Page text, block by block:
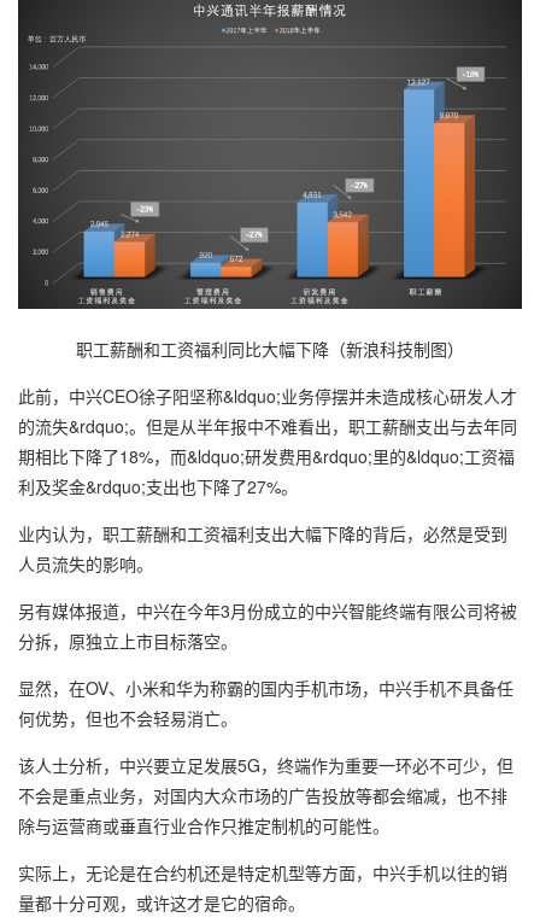
职工薪酬和工资福利同比大幅下降（新浪科技制图）
此前，中兴CEO徐子阳坚称&ldquo;业务停摆并未造成核心研发人才
的流失&rdquo;。但是从半年报中不难看出，职工薪酬支出与去年同
期相比下降了18%，而&ldquo;研发费用&rdquo;里的&ldquo;工资福
利及奖金&rdquo;支出也下降了27%。
业内认为，职工薪酬和工资福利支出大幅下降的背后，必然是受到
人员流失的影响。
另有媒体报道，中兴在今年3月份成立的中兴智能终端有限公司将被
分拆，原独立上市目标落空。
显然，在OV、小米和华为称霸的国内手机市场，中兴手机不具备任
何优势，但也不会轻易消亡。
该人士分析，中兴要立足发展5G，终端作为重要一环必不可少，但
不会是重点业务，对国内大众市场的广告投放等都会缩减，也不排
除与运营商或垂直行业合作只推定制机的可能性。
实际上，无论是在合约机还是特定机型等方面，中兴手机以往的销
量都十分可观，或许这才是它的宿命。